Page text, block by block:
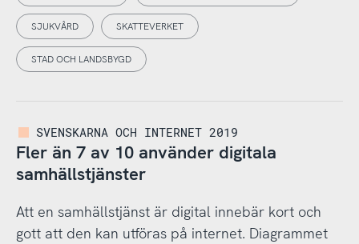
SJUKVÅRD SKATTEVERKET
STAD OCH LANDSBYGD
SVENSKARNA OCH INTERNET 2019
Fler än 7 av 10 använder digitala
samhällstjänster
Att en samhällstjänst är digital innebär kort och
gott att den kan utföras på internet. Diagrammet